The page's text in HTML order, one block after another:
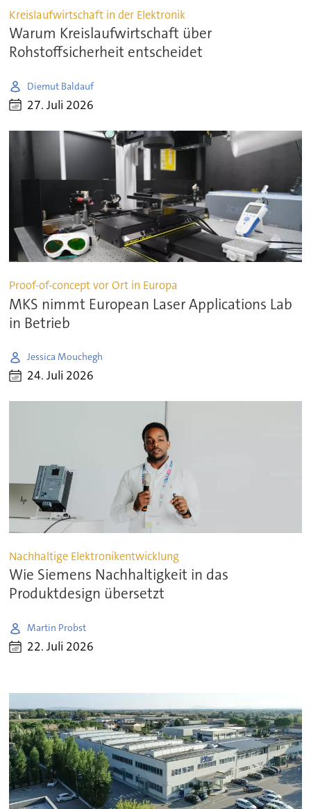
Kreislaufwirtschaft in der Elektronik
Warum Kreislaufwirtschaft über
Rohstoffsicherheit entscheidet
Diemut Baldauf
27. Juli 2026
Proof-of-concept vor Ort in Europa
MKS nimmt European Laser Applications Lab
in Betrieb
Jessica Mouchegh
24. Juli 2026
Nachhaltige Elektronikentwicklung
Wie Siemens Nachhaltigkeit in das
Produktdesign übersetzt
Martin Probst
22. Juli 2026